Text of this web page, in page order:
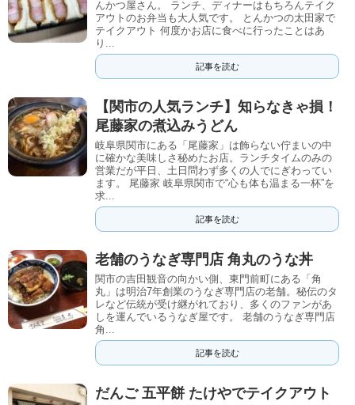
んかつ屋さん。 ランチ、ディナーはもちろんテイク
アウトのお弁当も大人気です。 とんかつの太田家で
テイクアウト 何度かお店に食べに行ったことはあ
り...
記事を読む
【関市の人気ランチ】知らなきゃ損！
尾藤家の煮込みうどん
岐阜県関市にある「尾藤家」は飾らない佇まいの中
に確かな美味しさ秘めたお店。ランチタイムのみの
営業だが平日、土日問わず多くの人でにぎわってい
ます。 尾藤家 岐阜県関市で“心も体も温まる一杯”を
求...
記事を読む
老舗のうなぎ専門店 角丸のうな丼
関市の吉田観音の向かい側、東門前町にある「角
丸」は明治7年創業のうなぎ専門店の老舗。秘伝のタ
レなど伝統が受け継がれており、多くのファンがあ
しを運んでいるうなぎ屋です。 老舗のうなぎ専門店
角...
記事を読む
だんご 五平餅 たけやでテイクアウト